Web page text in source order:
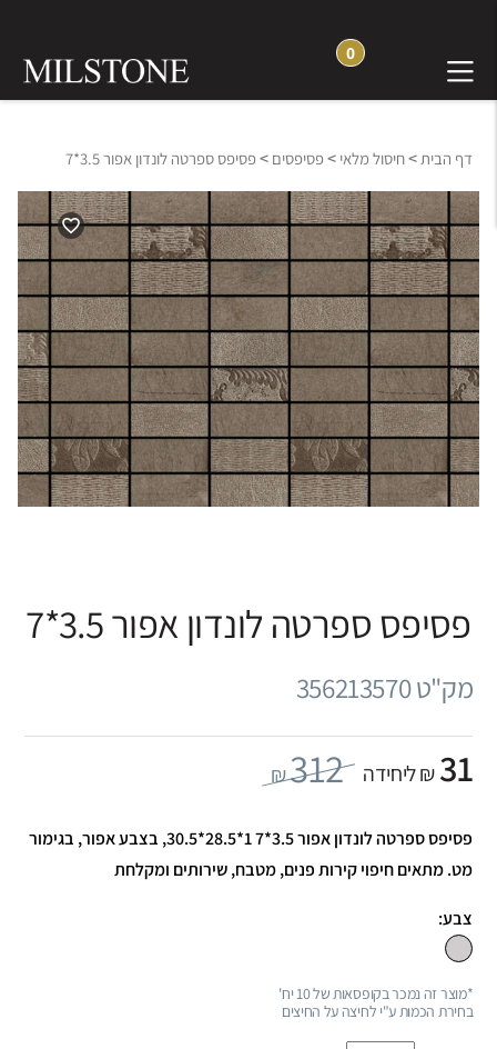
0
דף הבית>חיסול מלאי >פסיפסים >פסיפס ספרטה לונדון אפור 3.5*7
פסיפס ספרטה לונדון אפור 3.5*7
מק"ט 356213570
31₪ ליחידה 312
₪
פסיפס ספרטה לונדון אפור 3.5*7 1*28.5*30.5, בצבע אפור, בגימור
מט. מתאים חיפוי קירות פנים, מטבח, שירותים ומקלחת
צבע:
*מוצר זה נמכר בקופסאות של 10 יח'
בחירת הכמות ע"י לחיצה על החיצים